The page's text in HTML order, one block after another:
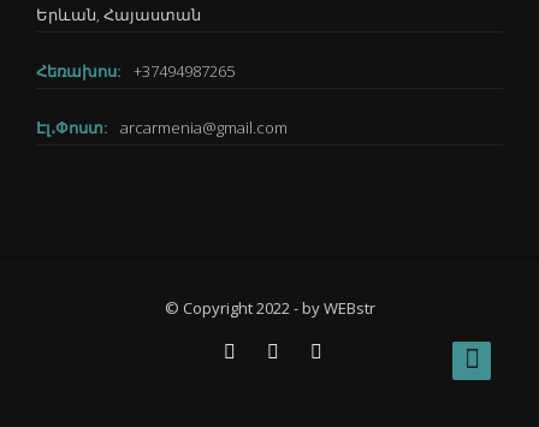
Երևան, Հայաստան
Հեռախոս: +37494987265
Էլ․Փոստ: arcarmenia@gmail.com
© Copyright 2022 - byWEBstr